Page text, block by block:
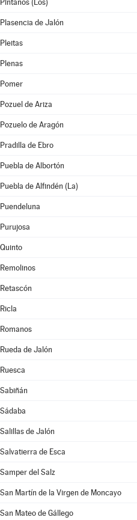
Pintanos (Los)
Plasencia de Jalón
Pleitas
Plenas
Pomer
Pozuel de Ariza
Pozuelo de Aragón
Pradilla de Ebro
Puebla de Albortón
Puebla de Alfindén (La)
Puendeluna
Purujosa
Quinto
Remolinos
Retascón
Ricla
Romanos
Rueda de Jalón
Ruesca
Sabiñán
Sádaba
Salillas de Jalón
Salvatierra de Esca
Samper del Salz
San Martín de la Virgen de Moncayo
San Mateo de Gállego